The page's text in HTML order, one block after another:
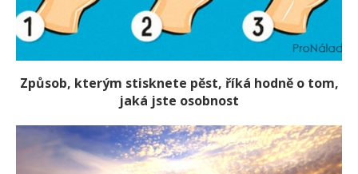
Způsob, kterým stisknete pěst, říká hodně o tom,
jaká jste osobnost